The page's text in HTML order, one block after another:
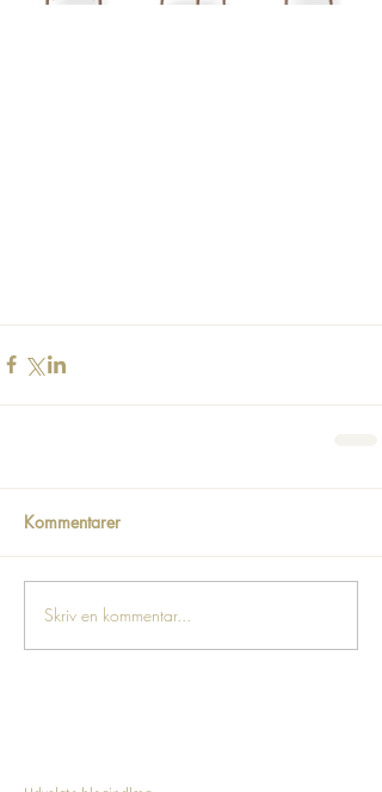
Kommentarer
Skriv en kommentar...